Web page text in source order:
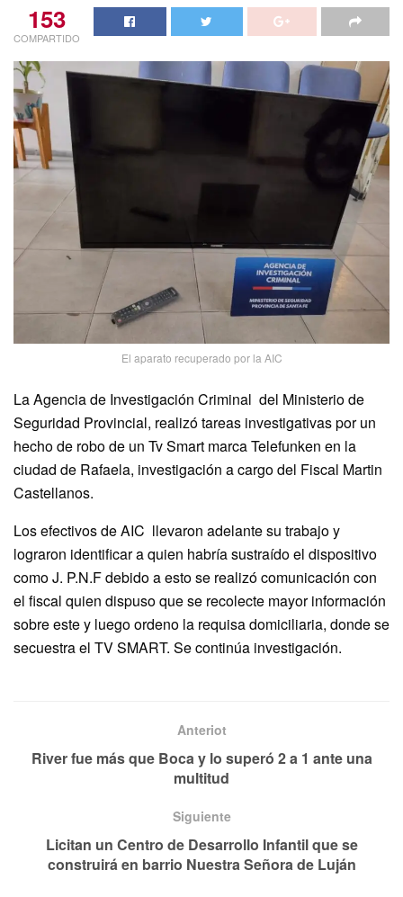
153
COMPARTIDO
El aparato recuperado por la AIC
La Agencia de Investigación Criminal del Ministerio de
Seguridad Provincial, realizó tareas investigativas por un
hecho de robo de un Tv Smart marca Telefunken en la
ciudad de Rafaela, investigación a cargo del Fiscal Martin
Castellanos.
Los efectivos de AIC llevaron adelante su trabajo y
lograron identificar a quien habría sustraído el dispositivo
como J. P.N.F debido a esto se realizó comunicación con
el fiscal quien dispuso que se recolecte mayor información
sobre este y luego ordeno la requisa domiciliaria, donde se
secuestra el TV SMART. Se continúa investigación.
Anteriot
River fue más que Boca y lo superó 2 a 1 ante una
multitud
Siguiente
Licitan un Centro de Desarrollo Infantil que se
construirá en barrio Nuestra Señora de Luján